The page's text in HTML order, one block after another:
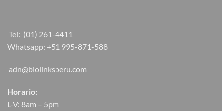
Tel: (01) 261-4411
Whatsapp: +51 995-871-588
adn@biolinksperu.com
Horario:
L-V: 8am – 5pm